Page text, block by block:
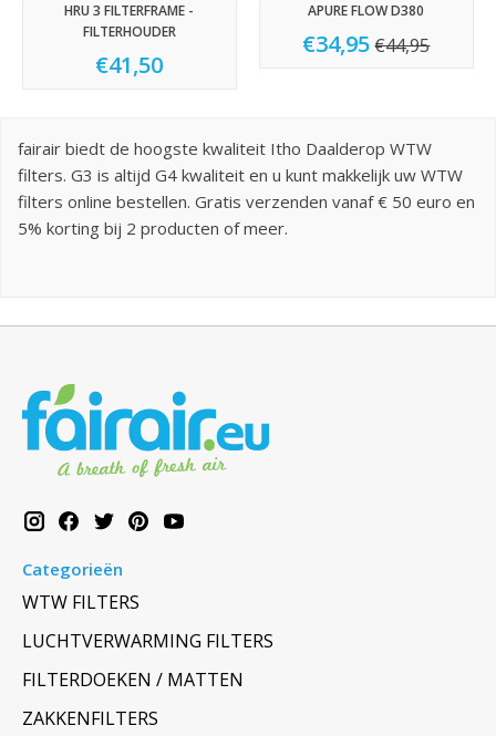
HRU 3 FILTERFRAME -
FILTERHOUDER
€41,50
APURE FLOW D380
€34,95 €44,95
fairair biedt de hoogste kwaliteit Itho Daalderop WTW
filters. G3 is altijd G4 kwaliteit en u kunt makkelijk uw WTW
filters online bestellen. Gratis verzenden vanaf € 50 euro en
5% korting bij 2 producten of meer.
Categorieën
WTW FILTERS
LUCHTVERWARMING FILTERS
FILTERDOEKEN / MATTEN
ZAKKENFILTERS